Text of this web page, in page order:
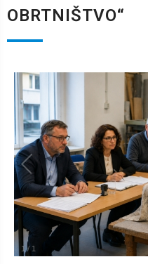
OBRTNIŠTVO“
1 / 1